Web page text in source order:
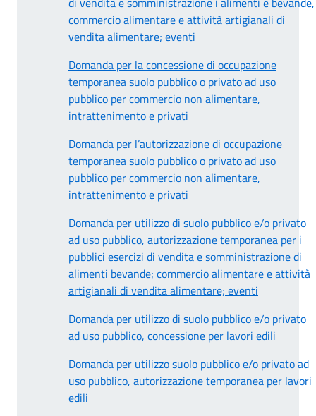
commercio alimentare e attività artigianali di
vendita alimentare; eventi
Domanda per la concessione di occupazione
temporanea suolo pubblico o privato ad uso
pubblico per commercio non alimentare,
intrattenimento e privati
Domanda per l’autorizzazione di occupazione
temporanea suolo pubblico o privato ad uso
pubblico per commercio non alimentare,
intrattenimento e privati
Domanda per utilizzo di suolo pubblico e/o privato
ad uso pubblico, autorizzazione temporanea per i
pubblici esercizi di vendita e somministrazione di
alimenti bevande; commercio alimentare e attività
artigianali di vendita alimentare; eventi
Domanda per utilizzo di suolo pubblico e/o privato
ad uso pubblico, concessione per lavori edili
Domanda per utilizzo suolo pubblico e/o privato ad
uso pubblico, autorizzazione temporanea per lavori
edili